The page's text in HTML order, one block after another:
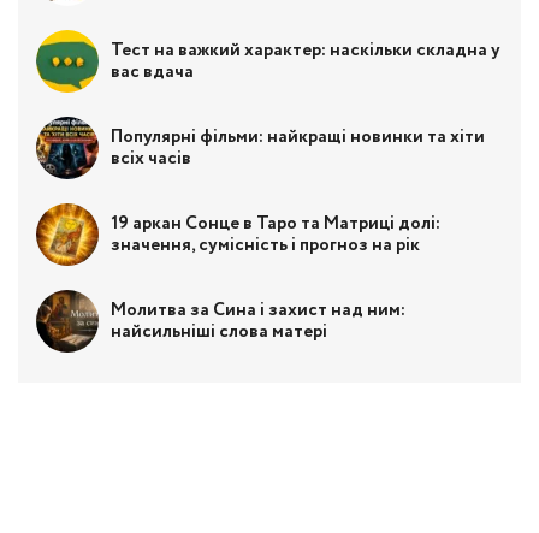
Тест на важкий характер: наскільки складна у
вас вдача
Популярні фільми: найкращі новинки та хіти
всіх часів
19 аркан Сонце в Таро та Матриці долі:
значення, сумісність і прогноз на рік
Молитва за Сина і захист над ним:
найсильніші слова матері